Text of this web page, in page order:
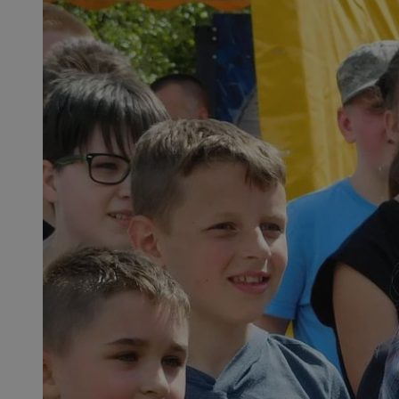
SessID
MvSessID
msToken
CookieScriptConsent